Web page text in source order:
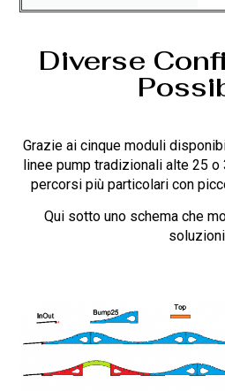
Diverse
Grazie ai cinque moduli
linee pump tradizionali alte 25 o
percorsi più particolari con
Qui sotto uno schema che